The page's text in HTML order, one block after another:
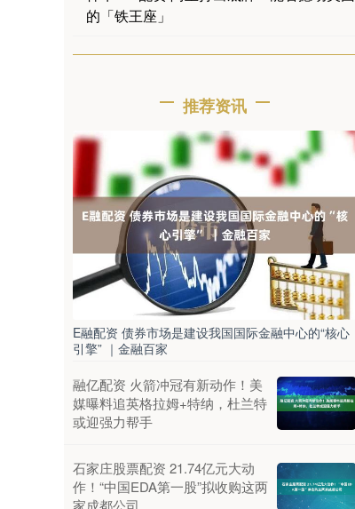
的「铁王座」
推荐资讯
E融配资 债券市场是建设我国国际金融中心的“核心
引擎” ｜金融百家
融亿配资 火箭冲冠有新动作！美
媒曝料追英格拉姆+特纳，杜兰特
或迎强力帮手
石家庄股票配资 21.74亿元大动
作！“中国EDA第一股”拟收购这两